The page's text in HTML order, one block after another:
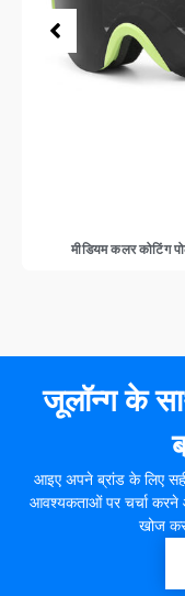
मीडियम कलर कोटिंग
जूलॉन्ग के
आइए अपने ब्रांड के लिए
आवश्यकताओं पर चर्चा करने
खोज